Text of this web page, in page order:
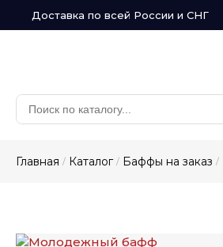
Доставка по всей России и СНГ
Главная / Каталог / Баффы на заказ /